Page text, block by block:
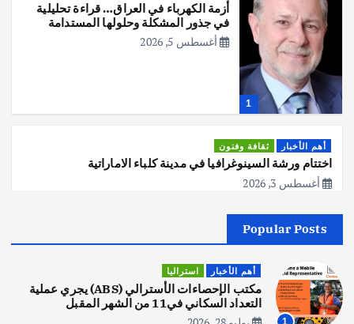
1
أزمة الكهرباء في العراق… قراءة تحليلية
في جذور المشكلة وحلولها المستدامة
أغسطس 5, 2026
أهم الأخبار ثقافة وفنون
اختتام ورشة السينوغرافيا في مدينة كلباء الاماراتية
أغسطس 3, 2026
2
اصبح بطلاً لأستراليا بلعبة كمال الاجسام
يوليو 30, 2026
Popular Posts
1
أهم الأخبار استراليا
مكتب الإحصاءات الأسترالي (ABS) يجري عملية
التعداد السكاني في11 من الشهر المقبل